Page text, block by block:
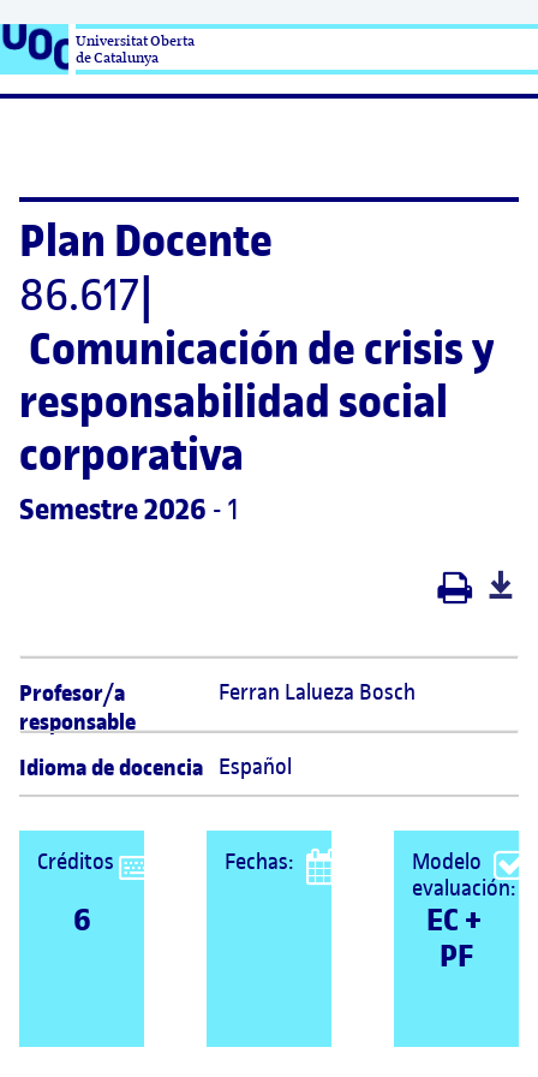
Universitat Oberta
de Catalunya
Plan Docente
86.617
Comunicación de crisis y
responsabilidad social
corporativa
Semestre 2026 - 1
Profesor/a
responsable
Ferran Lalueza Bosch
Idioma de docencia Español
Créditos
6
Fechas:
Modelo
evaluación:
EC +
PF